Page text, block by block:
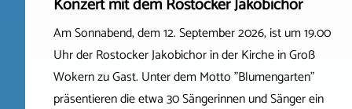
Konzert mit dem Rostocker Jakobichor
Am Sonnabend, dem 12. September 2026, ist um 19.00
Uhr der Rostocker Jakobichor in der Kirche in Groß
Wokern zu Gast. Unter dem Motto "Blumengarten"
präsentieren die etwa 30 Sängerinnen und Sänger ein